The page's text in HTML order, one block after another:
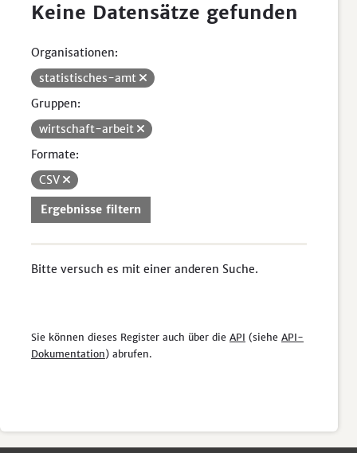
Keine Datensätze gefunden
Organisationen:
statistisches-amt
Gruppen:
wirtschaft-arbeit
Formate:
CSV
Ergebnisse filtern
Bitte versuch es mit einer anderen Suche.
Sie können dieses Register auch über die API (siehe API-
Dokumentation) abrufen.